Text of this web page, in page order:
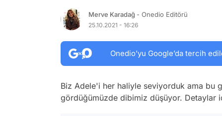
Merve Karadağ - Onedio Editörü
25.10.2021 - 16:26
Onedio’yu Google’da tercih
Biz Adele'i her haliyle seviyorduk ama bu
gördüğümüzde dibimiz düşüyor. Detaylar